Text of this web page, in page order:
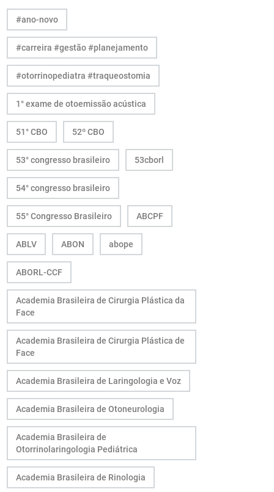
#ano-novo
#carreira #gestão #planejamento
#otorrinopediatra #traqueostomia
1° exame de otoemissão acústica
51° CBO 52º CBO
53° congresso brasileiro 53cborl
54° congresso brasileiro
55° Congresso Brasileiro ABCPF
ABLV ABON abope
ABORL-CCF
Academia Brasileira de Cirurgia Plástica da
Face
Academia Brasileira de Cirurgia Plástica de
Face
Academia Brasileira de Laringologia e Voz
Academia Brasileira de Otoneurologia
Academia Brasileira de
Otorrinolaringologia Pediátrica
Academia Brasileira de Rinologia